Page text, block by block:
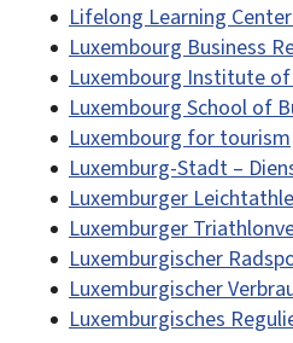
Lifelong Learning
Luxembourg Business
Luxembourg Institute of
Luxembourg School of
Luxembourg for tourism
Luxemburg-Stadt –
Luxemburger
Luxemburger
Luxemburgischer
Luxemburgischer
Luxemburgisches